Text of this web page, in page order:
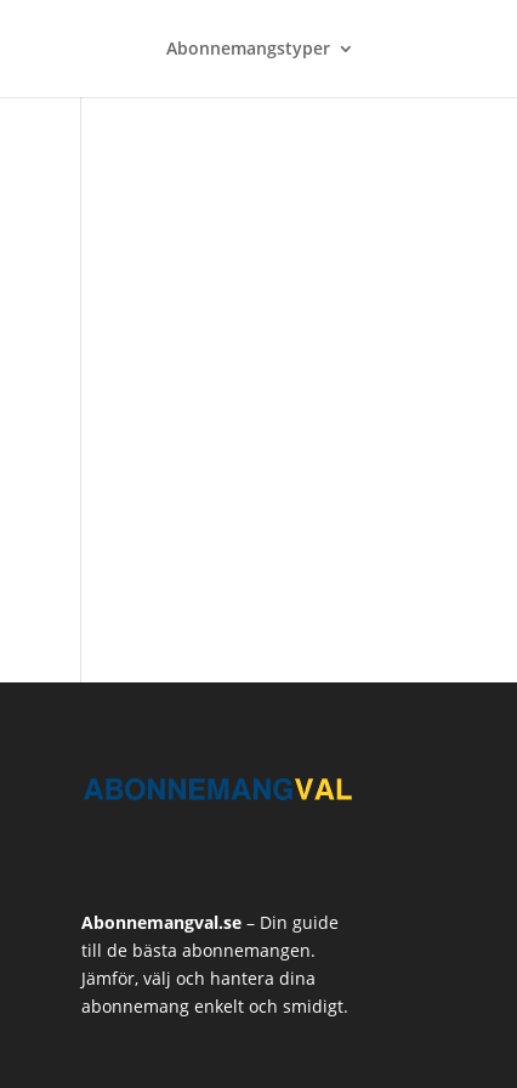
Abonnemangstyper
Abonnemangval.se – Din guide
till de bästa abonnemangen.
Jämför, välj och hantera dina
abonnemang enkelt och smidigt.